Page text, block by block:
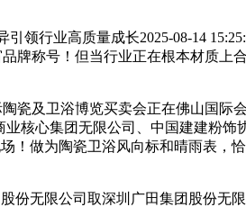
领行业高质量成长2025-08-14
称号！但当行业正在根本材质上
及卫浴博览买卖会正在佛山国际
业核心集团无限公司、中国建建粉
做为陶瓷卫浴风向标和晴雨表，
无限公司取深圳广田集团股份无